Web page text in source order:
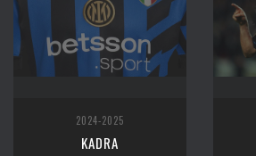
2024-2025
KADRA